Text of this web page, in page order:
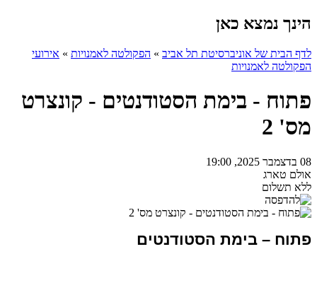
הינך נמצא כאן
לדף הבית של אוניברסיטת תל אביב » הפקולטה לאמנויות » אירועי
הפקולטה לאמנויות
פתוח - בימת הסטודנטים - קונצרט
מס' 2
08 בדצמבר 2025, 19:00
אולם טארג
ללא תשלום
פתוח – בימת הסטודנטים